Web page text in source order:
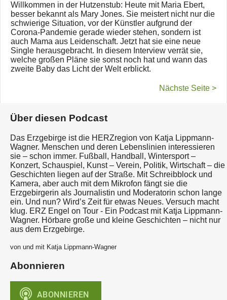
Willkommen in der Hutzenstub: Heute mit Maria Ebert,
besser bekannt als Mary Jones. Sie meistert nicht nur die
schwierige Situation, vor der Künstler aufgrund der
Corona-Pandemie gerade wieder stehen, sondern ist
auch Mama aus Leidenschaft. Jetzt hat sie eine neue
Single herausgebracht. In diesem Interview verrät sie,
welche großen Pläne sie sonst noch hat und wann das
zweite Baby das Licht der Welt erblickt.
Nächste Seite >
Über diesen Podcast
Das Erzgebirge ist die HERZregion von Katja Lippmann-
Wagner. Menschen und deren Lebenslinien interessieren
sie – schon immer. Fußball, Handball, Wintersport –
Konzert, Schauspiel, Kunst – Verein, Politik, Wirtschaft – die
Geschichten liegen auf der Straße. Mit Schreibblock und
Kamera, aber auch mit dem Mikrofon fängt sie die
Erzgebirgerin als Journalistin und Moderatorin schon lange
ein. Und nun? Wird’s Zeit für etwas Neues. Versuch macht
klug. ERZ Engel on Tour - Ein Podcast mit Katja Lippmann-
Wagner. Hörbare große und kleine Geschichten – nicht nur
aus dem Erzgebirge.
von und mit Katja Lippmann-Wagner
Abonnieren